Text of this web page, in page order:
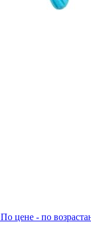
По цене - по